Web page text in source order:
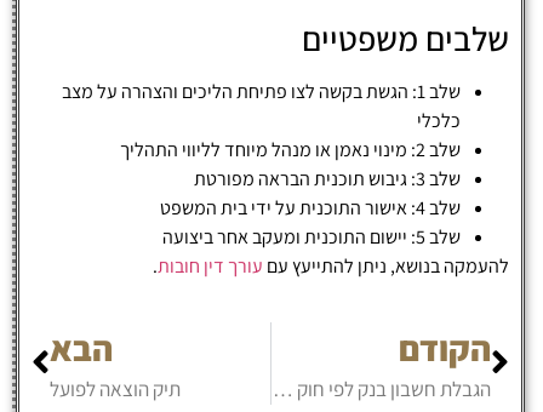
שלבים משפטיים
שלב 1: הגשת בקשה לצו פתיחת הליכים והצהרה על מצב
כלכלי
שלב 2: מינוי נאמן או מנהל מיוחד לליווי התהליך
שלב 3: גיבוש תוכנית הבראה מפורטת
שלב 4: אישור התוכנית על ידי בית המשפט
שלב 5: יישום התוכנית ומעקב אחר ביצועה
להעמקה בנושא, ניתן להתייעץ עם עורך דין חובות.
הקודם
הגבלת חשבון בנק לפי חוק שיקים ללא כיסוי
הבא
תיק הוצאה לפועל